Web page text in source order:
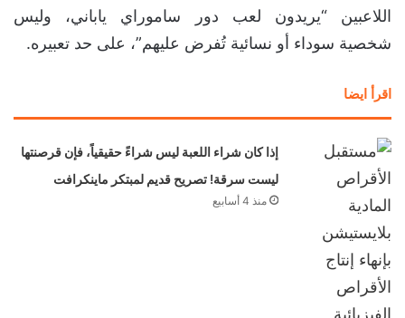
اللاعبين “يريدون لعب دور ساموراي ياباني، وليس
شخصية سوداء أو نسائية تُفرض عليهم”، على حد تعبيره.
اقرأ ايضا
إذا كان شراء اللعبة ليس شراءً حقيقياً، فإن قرصنتها
ليست سرقة! تصريح قديم لمبتكر ماينكرافت
منذ 4 أسابيع